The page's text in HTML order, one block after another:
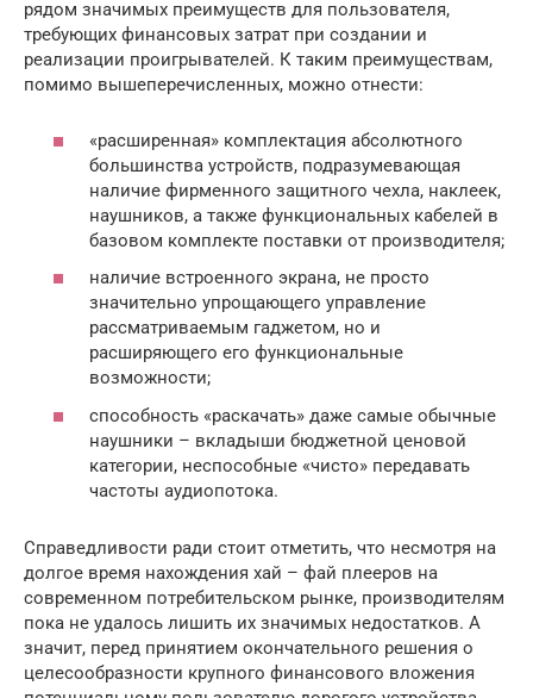
рядом значимых преимуществ для пользователя,
требующих финансовых затрат при создании и
реализации проигрывателей. К таким преимуществам,
помимо вышеперечисленных, можно отнести:
«расширенная» комплектация абсолютного
большинства устройств, подразумевающая
наличие фирменного защитного чехла, наклеек,
наушников, а также функциональных кабелей в
базовом комплекте поставки от производителя;
наличие встроенного экрана, не просто
значительно упрощающего управление
рассматриваемым гаджетом, но и
расширяющего его функциональные
возможности;
способность «раскачать» даже самые обычные
наушники – вкладыши бюджетной ценовой
категории, неспособные «чисто» передавать
частоты аудиопотока.
Справедливости ради стоит отметить, что несмотря на
долгое время нахождения хай – фай плееров на
современном потребительском рынке, производителям
пока не удалось лишить их значимых недостатков. А
значит, перед принятием окончательного решения о
целесообразности крупного финансового вложения